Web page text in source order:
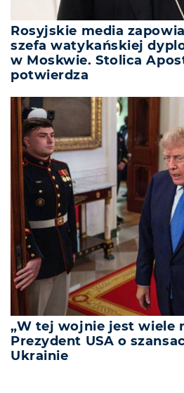
Rosyjskie media
szefa watykańskiej
w Moskwie. Stolica
potwierdza
„W tej wojnie jest wiele
Prezydent USA o
Ukrainie